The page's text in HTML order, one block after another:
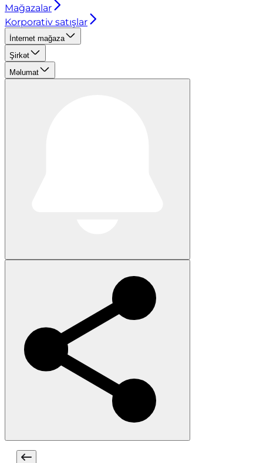
Mağazalar
Korporativ satışlar
İnternet mağaza
Şirkət
Məlumat